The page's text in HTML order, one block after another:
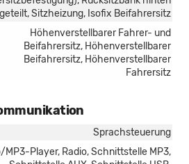
geteilt, Sitzheizung, Isofix Beifahrersitz
Höhenverstellbarer Fahrer- und
Beifahrersitz, Höhenverstellbarer
Beifahrersitz, Höhenverstellbarer
Fahrersitz
Sprachsteuerung
MP3-Player, Radio, Schnittstelle MP3,